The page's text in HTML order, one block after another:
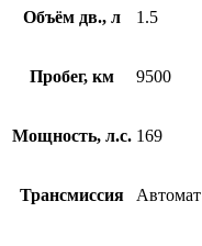
Объём дв., л 1.5
Пробег, км 9500
Мощность, л.с. 169
Трансмиссия Автомат